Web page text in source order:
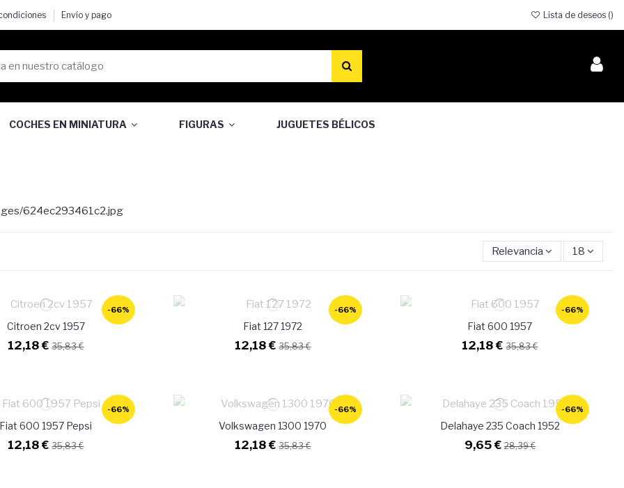
Envío y pago Lista de deseos ()
COCHES EN MINIATURA FIGURAS JUGUETES BÉLICOS
Relevancia 18
-66%
Citroen 2cv 1957
12,18 €35,83 €
-66%
Fiat 127 1972
12,18 €35,83 €
-66%
Fiat 600 1957
12,18 €35,83 €
-66%
Fiat 600 1957 Pepsi
12,18 €35,83 €
-66%
Volkswagen 1300 1970
12,18 €35,83 €
-66%
Delahaye 235 Coach 1952
9,65 € 28,39 €